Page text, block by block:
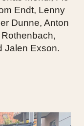
Endt, Lenny
Dunne, Anton
Jalen Exson.